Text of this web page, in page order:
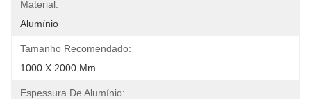
Material:
Alumínio
Tamanho Recomendado:
1000 X 2000 Mm
Espessura De Alumínio: